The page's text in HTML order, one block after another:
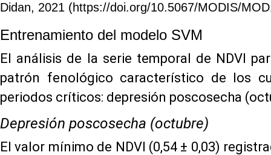
Didan, 2021 (https://doi.org/10.5067/MODIS/
Entrenamiento del modelo SVM
El análisis de la serie temporal de NDVI
patrón fenológico característico de los
periodos críticos: depresión poscosecha
Depresión poscosecha (octubre)
El valor mínimo de NDVI (0,54 ± 0,03)